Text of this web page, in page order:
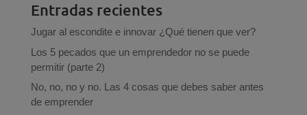
Entradas recientes
Jugar al escondite e innovar ¿Qué tienen que ver?
Los 5 pecados que un emprendedor no se puede
permitir (parte 2)
No, no, no y no. Las 4 cosas que debes saber antes
de emprender